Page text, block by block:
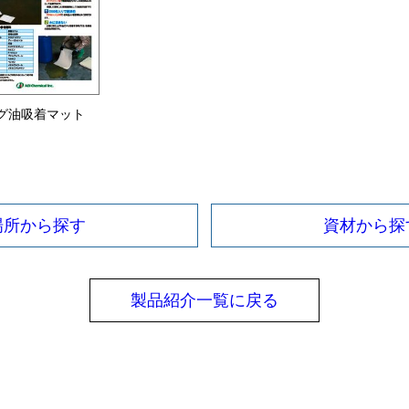
油吸着マット
所から探す 資材から探
製品紹介一覧に戻る